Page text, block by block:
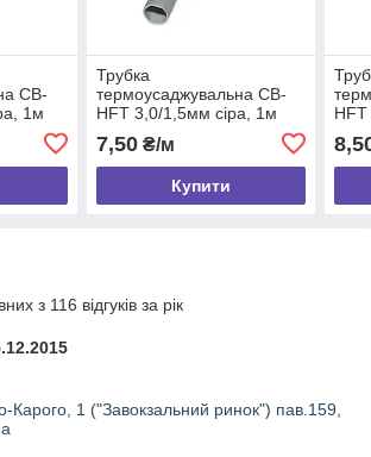
CB-
1м
Трубка
термоусаджувальна CB-
HFT 3,0/1,5мм сіра, 1м
7,50₴/м
Купити
з 116 відгуків за рік
Карого, 1 ("Завокзальний ринок") пав.159,